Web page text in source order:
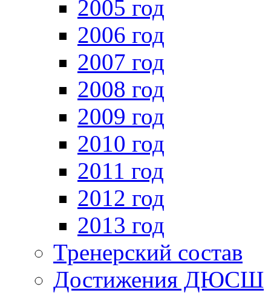
2005 год
2006 год
2007 год
2008 год
2009 год
2010 год
2011 год
2012 год
2013 год
Тренерский состав
Достижения ДЮСШ